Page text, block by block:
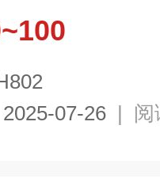
2025-07-26 | 阅